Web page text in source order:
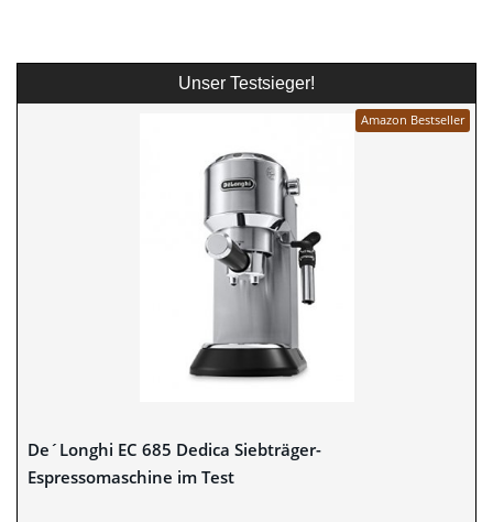
Unser Testsieger!
Amazon Bestseller
De´Longhi EC 685 Dedica Siebträger-
Espressomaschine im Test